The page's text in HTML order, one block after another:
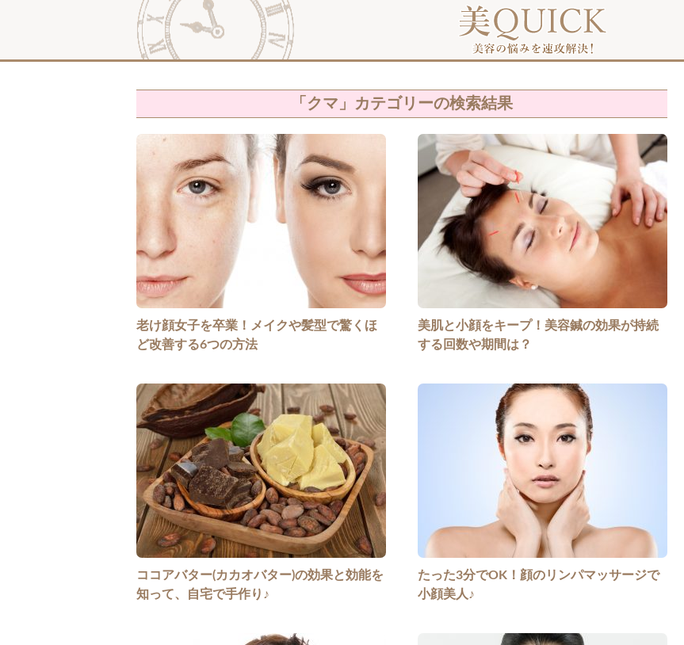
「クマ」カテゴリーの検索結果
老け顔女子を卒業！メイクや髪型で驚くほ
ど改善する6つの方法
美肌と小顔をキープ！美容鍼の効果が持続
する回数や期間は？
ココアバター(カカオバター)の効果と効能を
知って、自宅で手作り♪
たった3分でOK！顔のリンパマッサージで
小顔美人♪